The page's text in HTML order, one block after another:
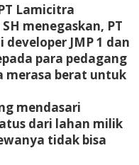
Lamicitra
menegaskan, PT
JMP 1 dan
para pedagang
merasa berat untuk
mendasari
dari lahan milik
tidak bisa